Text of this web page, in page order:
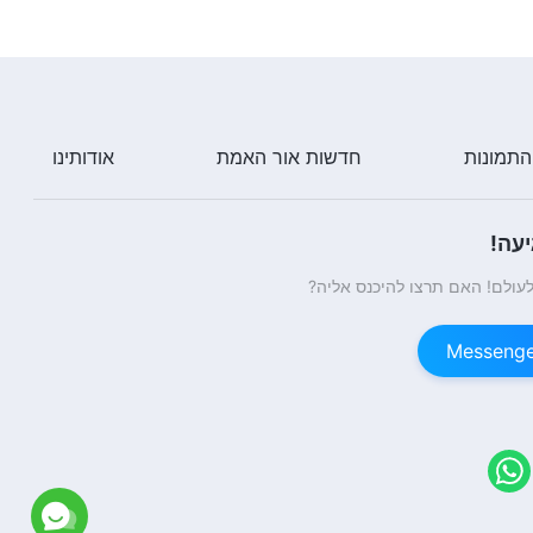
חדשות אור האמת אודותינו
האם תרצו להיכנס אליה?